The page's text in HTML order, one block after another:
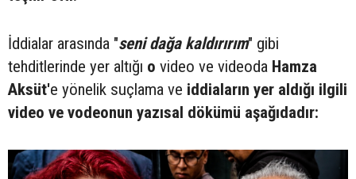
İddialar arasında "seni dağa kaldırırım" gibi
tehditlerinde yer altığı o video ve videoda Hamza
Aksüt'e yönelik suçlama ve iddiaların yer aldığı ilgili
video ve vodeonun yazısal dökümü aşağıdadır: